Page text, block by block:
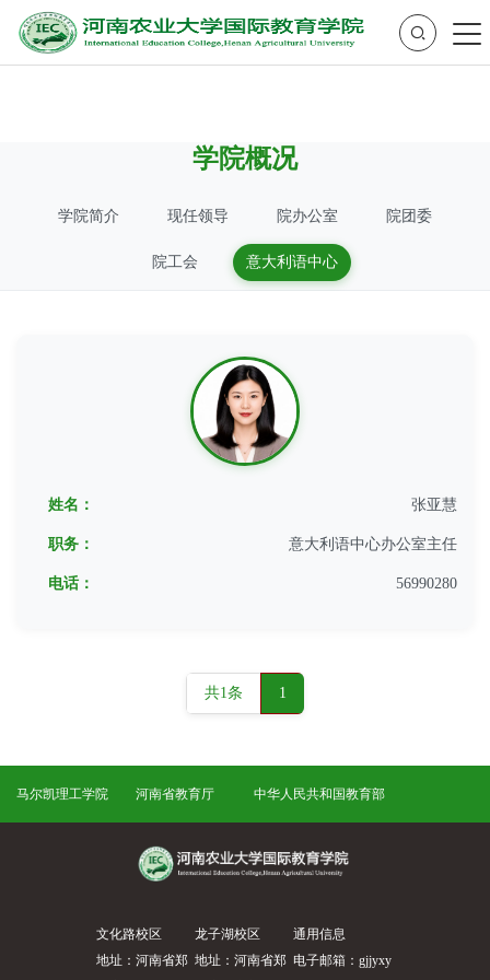
学院概况
学院简介 现任领导 院办公室 院团委
院工会 意大利语中心
共1条 1
马尔凯理工学院 河南省教育厅 中华人民共和国教育部
文化路校区 龙子湖校区
通用信息
地址：河南省郑 地址：河南省郑 电子邮箱：gjjyxy